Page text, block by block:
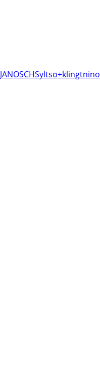
JANOSCHSyltso+klingtnino